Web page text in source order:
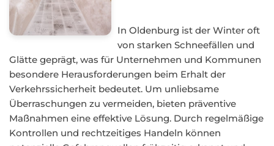
In Oldenburg ist der Winter oft
von starken Schneefällen und
Glätte geprägt, was für Unternehmen und Kommunen
besondere Herausforderungen beim Erhalt der
Verkehrssicherheit bedeutet. Um unliebsame
Überraschungen zu vermeiden, bieten präventive
Maßnahmen eine effektive Lösung. Durch regelmäßige
Kontrollen und rechtzeitiges Handeln können